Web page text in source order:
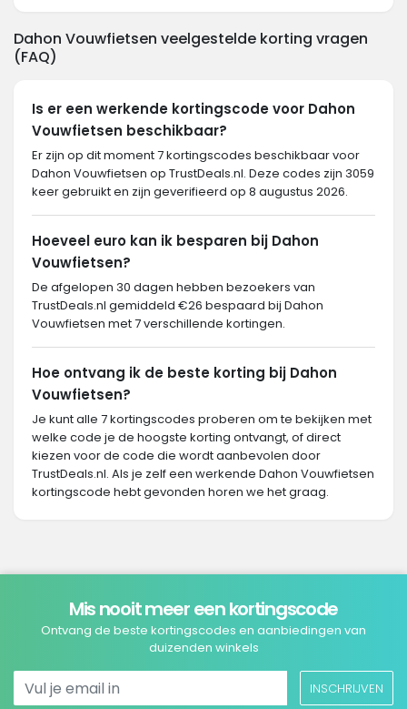
Dahon Vouwfietsen veelgestelde korting vragen
(FAQ)
Is er een werkende kortingscode voor Dahon
Vouwfietsen beschikbaar?
Er zijn op dit moment 7 kortingscodes beschikbaar voor
Dahon Vouwfietsen op TrustDeals.nl. Deze codes zijn 3059
keer gebruikt en zijn geverifieerd op 8 augustus 2026.
Hoeveel euro kan ik besparen bij Dahon
Vouwfietsen?
De afgelopen 30 dagen hebben bezoekers van
TrustDeals.nl gemiddeld €26 bespaard bij Dahon
Vouwfietsen met 7 verschillende kortingen.
Hoe ontvang ik de beste korting bij Dahon
Vouwfietsen?
Je kunt alle 7 kortingscodes proberen om te bekijken met
welke code je de hoogste korting ontvangt, of direct
kiezen voor de code die wordt aanbevolen door
TrustDeals.nl. Als je zelf een werkende Dahon Vouwfietsen
kortingscode hebt gevonden horen we het graag.
Mis nooit meer een kortingscode
Ontvang de beste kortingscodes en aanbiedingen van
duizenden winkels
INSCHRIJVEN